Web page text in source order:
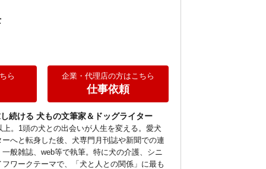
ら 企業・代理店の方はこちら
仕事依頼
続ける 犬もの文筆家＆ドッグライター
。1頭の犬との出会いが人生を変える。愛犬
へと転身した後、犬専門月刊誌や新聞での連
般雑誌、web等で執筆。特に犬の介護、シニ
ワークテーマで、「犬と人との関係」に最も